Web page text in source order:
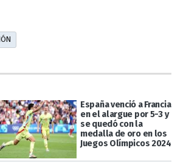
España venció a Francia
en el alargue por 5-3 y
se quedó con la
medalla de oro en los
Juegos Olímpicos 2024